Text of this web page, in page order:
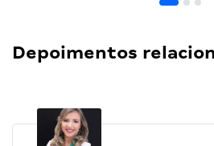
Depoimentos